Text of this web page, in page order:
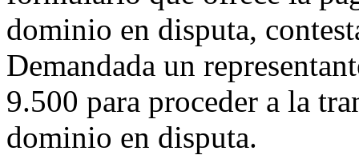
dominio en disputa,
Demandada un
9.500 para proceder a la
dominio en disputa.